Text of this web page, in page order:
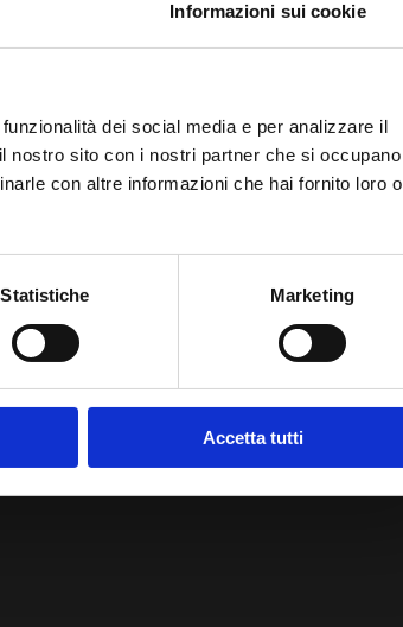
Informazioni sui cookie
dei social media e per analizzare il
nostro sito con i nostri partner che si occupano
con altre informazioni che hai fornito loro o
Statistiche Marketing
Accetta tutti
reserved